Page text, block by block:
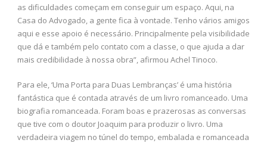
as dificuldades começam em conseguir um espaço. Aqui, na
Casa do Advogado, a gente fica à vontade. Tenho vários amigos
aqui e esse apoio é necessário. Principalmente pela visibilidade
que dá e também pelo contato com a classe, o que ajuda a dar
mais credibilidade à nossa obra”, afirmou Achel Tinoco.
Para ele, ‘Uma Porta para Duas Lembranças’ é uma história
fantástica que é contada através de um livro romanceado. Uma
biografia romanceada. Foram boas e prazerosas as conversas
que tive com o doutor Joaquim para produzir o livro. Uma
verdadeira viagem no túnel do tempo, embalada e romanceada